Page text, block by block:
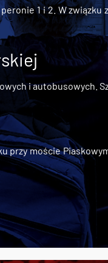
1 i 2. W związku
i autobusowych.
przy moście